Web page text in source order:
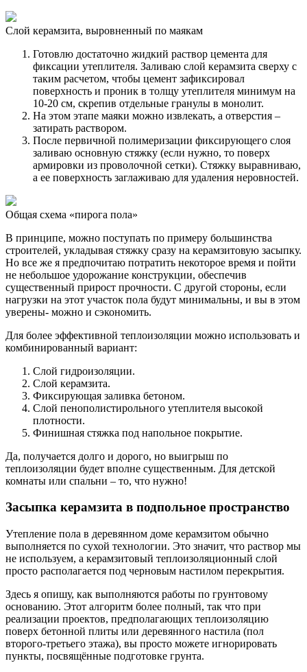
Слой керамзита, выровненный по маякам
Готовлю достаточно жидкий раствор цемента для
фиксации утеплителя. Заливаю слой керамзита сверху с
таким расчетом, чтобы цемент зафиксировал
поверхность и проник в толщу утеплителя минимум на
10-20 см, скрепив отдельные гранулы в монолит.
На этом этапе маяки можно извлекать, а отверстия –
затирать раствором.
После первичной полимеризации фиксирующего слоя
заливаю основную стяжку (если нужно, то поверх
армировки из проволочной сетки). Стяжку выравниваю,
а ее поверхность заглаживаю для удаления неровностей.
Общая схема «пирога пола»
В принципе, можно поступать по примеру большинства
строителей, укладывая стяжку сразу на керамзитовую засыпку.
Но все же я предпочитаю потратить некоторое время и пойти
не небольшое удорожание конструкции, обеспечив
существенный прирост прочности. С другой стороны, если
нагрузки на этот участок пола будут минимальны, и вы в этом
уверены- можно и сэкономить.
Для более эффективной теплоизоляции можно использовать и
комбинированный вариант:
Слой гидроизоляции.
Слой керамзита.
Фиксирующая заливка бетоном.
Слой пенополистирольного утеплителя высокой
плотности.
Финишная стяжка под напольное покрытие.
Да, получается долго и дорого, но выигрыш по
теплоизоляции будет вполне существенным. Для детской
комнаты или спальни – то, что нужно!
Засыпка керамзита в подпольное пространство
Утепление пола в деревянном доме керамзитом обычно
выполняется по сухой технологии. Это значит, что раствор мы
не используем, а керамзитовый теплоизоляционный слой
просто располагается под черновым настилом перекрытия.
Здесь я опишу, как выполняются работы по грунтовому
основанию. Этот алгоритм более полный, так что при
реализации проектов, предполагающих теплоизоляцию
поверх бетонной плиты или деревянного настила (пол
второго-третьего этажа), вы просто можете игнорировать
пункты, посвящённые подготовке грунта.